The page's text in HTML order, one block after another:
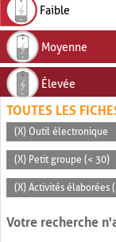
Faible
Moyenne
Élevée
TOUTES LES
(X) Outil électronique
(X) Petit groupe (< 30)
(X) Activités élaborées
Votre recherche